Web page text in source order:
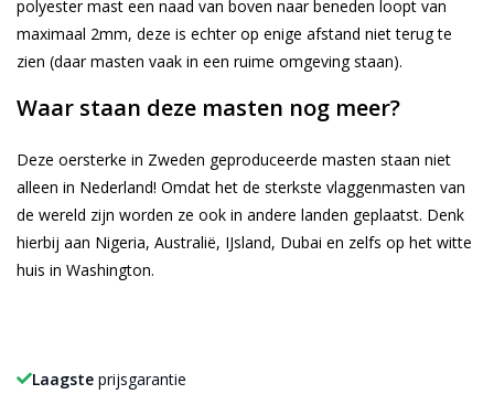
polyester mast een naad van boven naar beneden loopt van
maximaal 2mm, deze is echter op enige afstand niet terug te
zien (daar masten vaak in een ruime omgeving staan).
Waar staan deze masten nog meer?
Deze oersterke in Zweden geproduceerde masten staan niet
alleen in Nederland! Omdat het de sterkste vlaggenmasten van
de wereld zijn worden ze ook in andere landen geplaatst. Denk
hierbij aan Nigeria, Australië, IJsland, Dubai en zelfs op het witte
huis in Washington.
Laagste prijsgarantie